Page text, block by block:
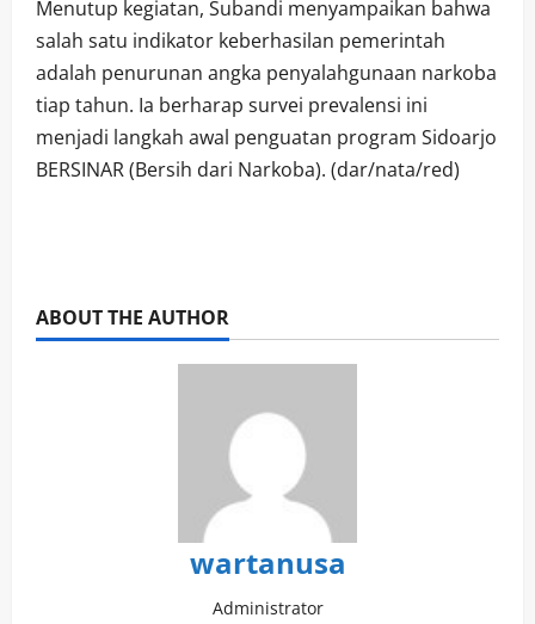
Menutup kegiatan, Subandi menyampaikan bahwa
salah satu indikator keberhasilan pemerintah
adalah penurunan angka penyalahgunaan narkoba
tiap tahun. Ia berharap survei prevalensi ini
menjadi langkah awal penguatan program Sidoarjo
BERSINAR (Bersih dari Narkoba). (dar/nata/red)
ABOUT THE AUTHOR
wartanusa
Administrator